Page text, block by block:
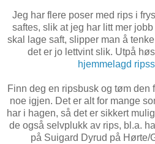
Jeg har flere poser med rips i
saftes, slik at jeg har litt mer
skal lage saft, slipper man å
det er jo lettvint slik. Utpå
hjemmelagd
Finn deg en ripsbusk og tøm den
noe igjen. Det er alt for mange
har i hagen, så det er sikkert
de også selvplukk av rips, bl.a.
på Suigard Dyrud på Hørte/